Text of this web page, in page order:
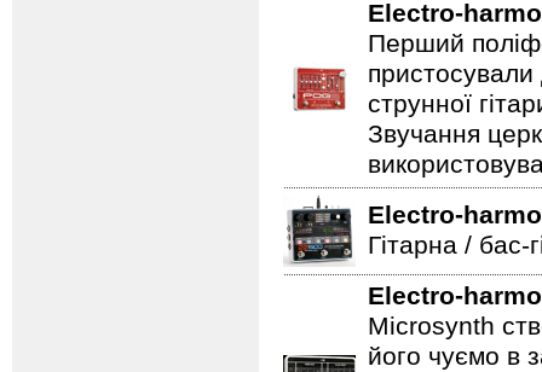
Electro-
Перший
пристосували
струнної
Звучання
Electro-
Гітарна / бас-
Electro-
Microsynth
його чуємо в